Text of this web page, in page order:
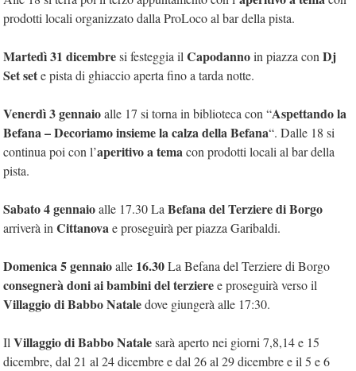
prodotti locali organizzato dalla ProLoco al bar della pista.
Martedì 31 dicembresi festeggia il Capodannoin piazza con Dj
Set sete pista di ghiaccio aperta fino a tarda notte.
Venerdì 3 gennaioalle 17 si torna in biblioteca con “Aspettando la
Befana – Decoriamo insieme la calza della Befana“. Dalle 18 si
continua poi con l’aperitivo a temacon prodotti locali al bar della
pista.
Sabato 4 gennaioalle 17.30 La Befana del Terziere di Borgo
arriverà in Cittanovae proseguirà per piazza Garibaldi.
Domenica 5 gennaioalle 16.30La Befana del Terziere di Borgo
consegnerà doni ai bambini del terzieree proseguirà verso il
Villaggio di Babbo Nataledove giungerà alle 17:30.
Il Villaggio di Babbo Natalesarà aperto nei giorni 7,8,14 e 15
dicembre, dal 21 al 24 dicembre e dal 26 al 29 dicembre e il 5 e 6